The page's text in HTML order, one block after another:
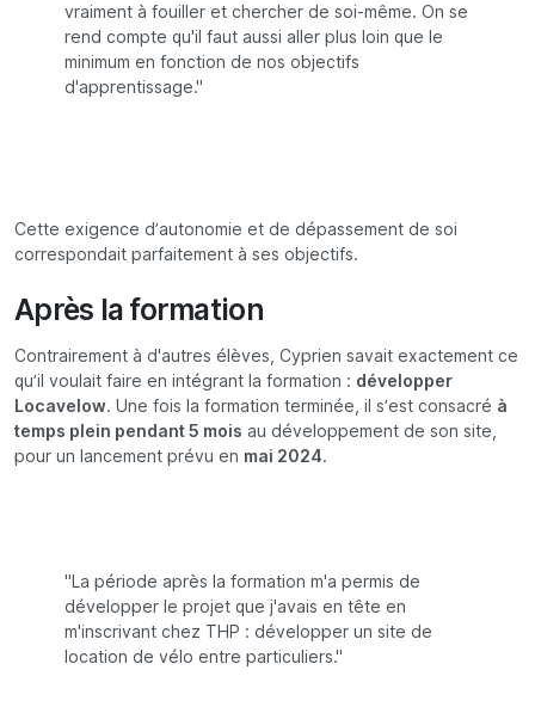
vraiment à fouiller et chercher de soi-même. On se
rend compte qu'il faut aussi aller plus loin que le
minimum en fonction de nos objectifs
d'apprentissage."
Cette exigence d’autonomie et de dépassement de soi
correspondait parfaitement à ses objectifs.
Après la formation
Contrairement à d'autres élèves, Cyprien savait exactement ce
qu’il voulait faire en intégrant la formation : développer
Locavelow. Une fois la formation terminée, il s’est consacré à
temps plein pendant 5 mois au développement de son site,
pour un lancement prévu en mai 2024.
"La période après la formation m'a permis de
développer le projet que j'avais en tête en
m'inscrivant chez THP : développer un site de
location de vélo entre particuliers."